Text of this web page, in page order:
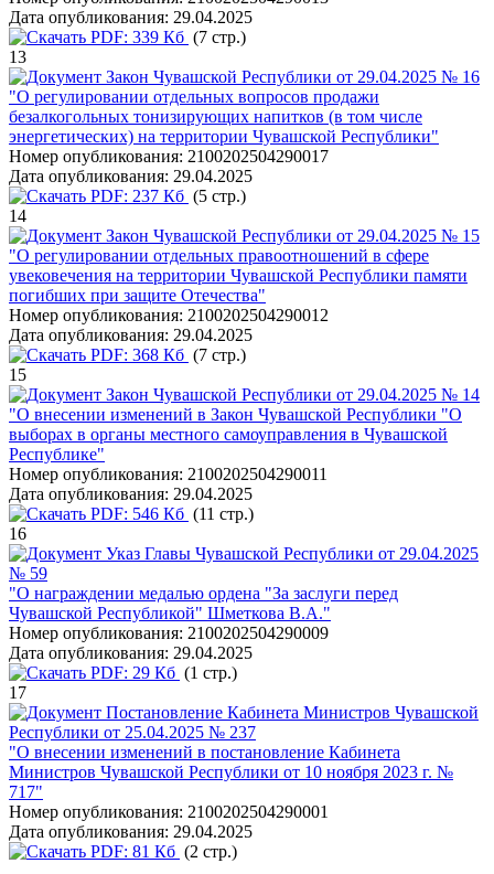
Дата опубликования: 29.04.2025
PDF: 339 Кб (7 стр.)
13
Закон Чувашской Республики от 29.04.2025 № 16
"О регулировании отдельных вопросов продажи
безалкогольных тонизирующих напитков (в том числе
энергетических) на территории Чувашской Республики"
Номер опубликования: 2100202504290017
Дата опубликования: 29.04.2025
PDF: 237 Кб (5 стр.)
14
Закон Чувашской Республики от 29.04.2025 № 15
"О регулировании отдельных правоотношений в сфере
увековечения на территории Чувашской Республики памяти
погибших при защите Отечества"
Номер опубликования: 2100202504290012
Дата опубликования: 29.04.2025
PDF: 368 Кб (7 стр.)
15
Закон Чувашской Республики от 29.04.2025 № 14
"О внесении изменений в Закон Чувашской Республики "О
выборах в органы местного самоуправления в Чувашской
Республике"
Номер опубликования: 2100202504290011
Дата опубликования: 29.04.2025
PDF: 546 Кб (11 стр.)
16
Указ Главы Чувашской Республики от 29.04.2025
№ 59
"О награждении медалью ордена "За заслуги перед
Чувашской Республикой" Шметкова В.А."
Номер опубликования: 2100202504290009
Дата опубликования: 29.04.2025
PDF: 29 Кб (1 стр.)
17
Постановление Кабинета Министров Чувашской
Республики от 25.04.2025 № 237
"О внесении изменений в постановление Кабинета
Министров Чувашской Республики от 10 ноября 2023 г. №
717"
Номер опубликования: 2100202504290001
Дата опубликования: 29.04.2025
PDF: 81 Кб (2 стр.)